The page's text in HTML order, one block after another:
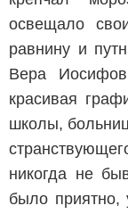
освещало
равнину и
Вера
красивая
школы,
никогда не
было приятно,